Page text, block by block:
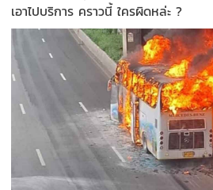
เอาไปบริการ คราวนี้ ใครผิดหล่ะ ?